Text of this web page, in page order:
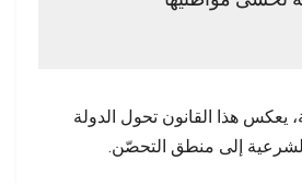
يعكس هذا القانون تحول الدولة
إلى منطق التحصّن.